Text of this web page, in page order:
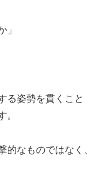
」
る姿勢を貫くこと
。
的なものではなく、